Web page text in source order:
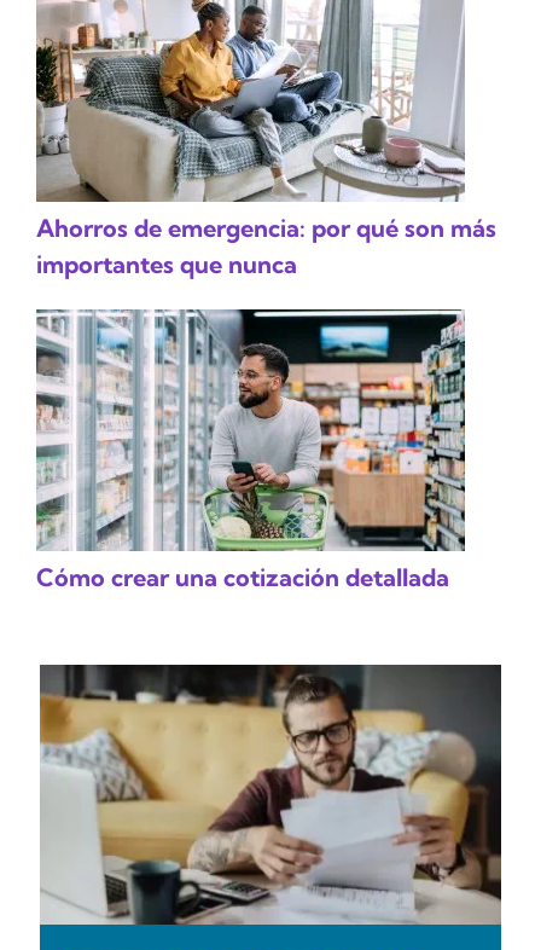
Ahorros de emergencia: por qué son más
importantes que nunca
Cómo crear una cotización detallada